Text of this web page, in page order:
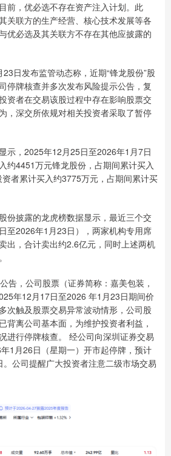
前，优必选不存在资产注入计划。此
关联方的生产经营、核心技术发展等各
优必选及其关联方不存在其他应披露的
日发布监管动态称，近期“锋龙股份”股
停牌核查并多次发布风险提示公告，复
资者在交易该股过程中存在影响股票交
，深交所依规对相关投资者采取了暂停
示，2025年12月25日至2026年1月7日
约4451万元锋龙股份，占期间累计买入
者累计买入约3775万元，占期间累计买
份披露的龙虎榜数据显示，最近三个交
至2026年1月23日），两家机构专用席
出，合计卖出约2.6亿元，同时上述两机
告，公司股票（证券简称：嘉美包装，
年12月17日至2026 年1月23日期间价
次触及股票交易异常波动情形，公司股
背离公司基本面，为维护投资者利益，
进行停牌核查。 经公司向深圳证券交易
1月26日（星期一）开市起停牌，预计
公司提醒广大投资者注意二级市场交易